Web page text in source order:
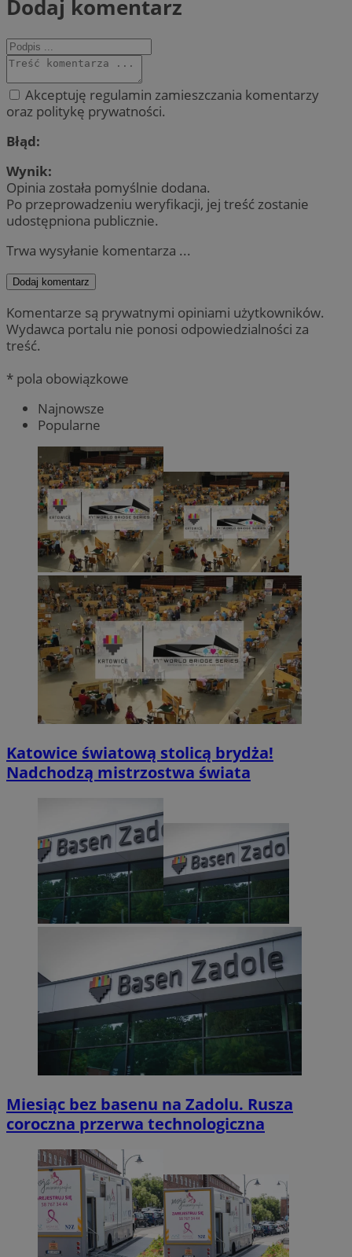
Dodaj komentarz
Akceptuję regulamin zamieszczania komentarzy
oraz politykę prywatności.
Błąd:
Wynik:
Opinia została pomyślnie dodana.
Po przeprowadzeniu weryfikacji, jej treść zostanie
udostępniona publicznie.
Trwa wysyłanie komentarza ...
Dodaj komentarz
Komentarze są prywatnymi opiniami użytkowników.
Wydawca portalu nie ponosi odpowiedzialności za
treść.
* pola obowiązkowe
Najnowsze
Popularne
Katowice światową stolicą brydża!
Nadchodzą mistrzostwa świata
Miesiąc bez basenu na Zadolu. Rusza
coroczna przerwa technologiczna